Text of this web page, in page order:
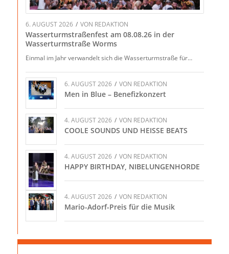
6. AUGUST 2026 / VON REDAKTION
Wasserturmstraßenfest am 08.08.26 in der
Wasserturmstraße Worms
Einmal im Jahr verwandelt sich die Wasserturmstraße für…
6. AUGUST 2026 / VON REDAKTION
Men in Blue – Benefizkonzert
4. AUGUST 2026 / VON REDAKTION
COOLE SOUNDS UND HEISSE BEATS
4. AUGUST 2026 / VON REDAKTION
HAPPY BIRTHDAY, NIBELUNGENHORDE
4. AUGUST 2026 / VON REDAKTION
Mario-Adorf-Preis für die Musik